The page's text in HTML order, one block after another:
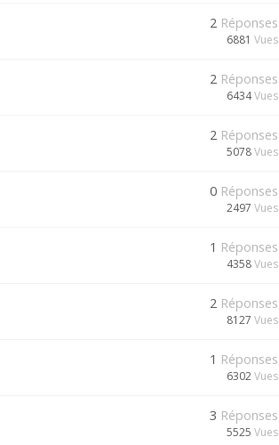
2 Réponses
6881 Vues
2 Réponses
6434Vues
2 Réponses
5078Vues
0 Réponses
2497 Vues
1 Réponses
4358Vues
2 Réponses
8127 Vues
1 Réponses
6302Vues
3 Réponses
5525 Vues